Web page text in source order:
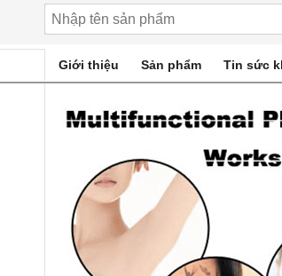
Giới thiệu Sản phẩm Tin sức